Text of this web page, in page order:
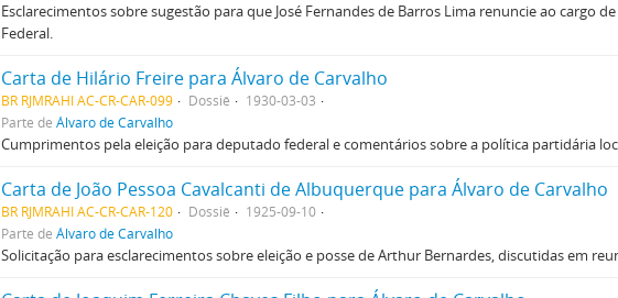
Esclarecimentos sobre sugestão para que José Fernandes de Barros Lima renuncie ao cargo
Federal.
Carta de Hilário Freire para Álvaro de Carvalho
BR RJMRAHI AC-CR-CAR-099 Dossiê
1930-03-03
Parte de Álvaro de Carvalho
Cumprimentos pela eleição para deputado federal e comentários sobre a política partidária
Carta de João Pessoa Cavalcanti de Albuquerque para Álvaro de Carvalho
BR RJMRAHI AC-CR-CAR-120 Dossiê
1925-09-10
Parte de Álvaro de Carvalho
Solicitação para esclarecimentos sobre eleição e posse de Arthur Bernardes, discutidas em